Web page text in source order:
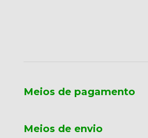
Meios de pagamento
Meios de envio